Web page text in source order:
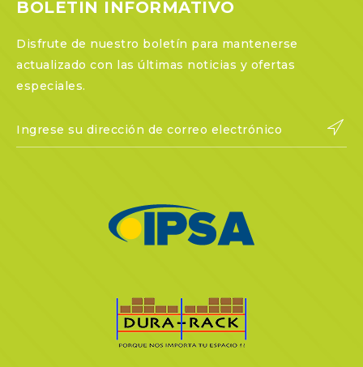
BOLETIN INFORMATIVO
Disfrute de nuestro boletín para mantenerse
actualizado con las últimas noticias y ofertas
especiales.